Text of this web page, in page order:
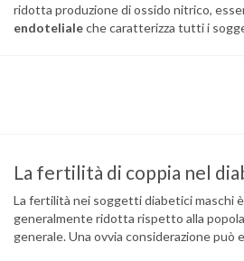
ridotta produzione di ossido nitrico,
endotelialeche caratterizza tutti i
La fertilità di coppia nel
La fertilità nei soggetti diabetici maschi è
generalmente ridotta rispetto alla
generale. Una ovvia considerazione può